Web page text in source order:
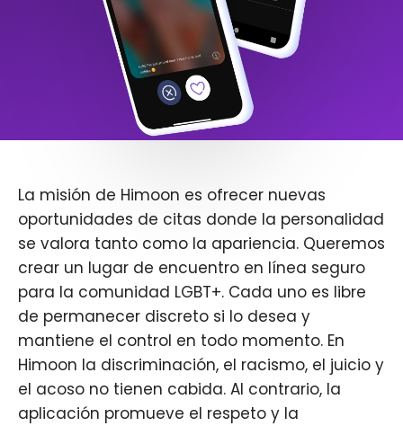
La misión de Himoon es ofrecer nuevas
oportunidades de citas donde la personalidad
se valora tanto como la apariencia. Queremos
crear un lugar de encuentro en línea seguro
para la comunidad LGBT+. Cada uno es libre
de permanecer discreto si lo desea y
mantiene el control en todo momento. En
Himoon la discriminación, el racismo, el juicio y
el acoso no tienen cabida. Al contrario, la
aplicación promueve el respeto y la